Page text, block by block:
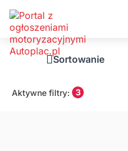
Sortowanie
Aktywne filtry: 3